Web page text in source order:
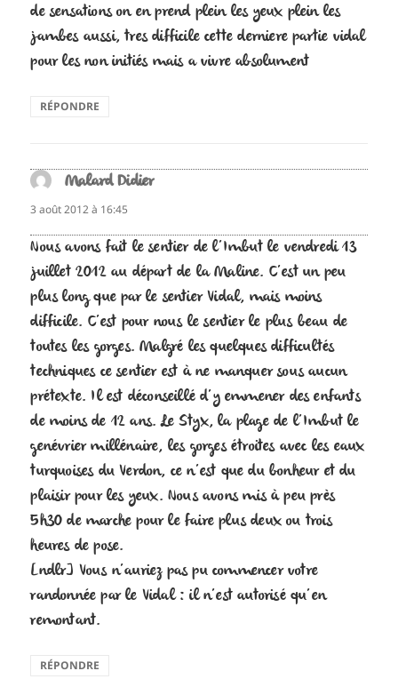
de sensations on en prend plein les yeux plein les
jambes aussi, tres difficile cette derniere partie vidal
pour les non initiés mais a vivre absolument
RÉPONDRE
Malard Didierdit :
3 août 2012 à 16:45
Nous avons fait le sentier de l’Imbut le vendredi 13
juillet 2012 au départ de la Maline. C’est un peu
plus long que par le sentier Vidal, mais moins
difficile. C’est pour nous le sentier le plus beau de
toutes les gorges. Malgré les quelques difficultés
techniques ce sentier est à ne manquer sous aucun
prétexte. Il est déconseillé d’y emmener des enfants
de moins de 12 ans. Le Styx, la plage de l’Imbut le
genévrier millénaire, les gorges étroites avec les eaux
turquoises du Verdon, ce n’est que du bonheur et du
plaisir pour les yeux. Nous avons mis à peu près
5h30 de marche pour le faire plus deux ou trois
heures de pose.
[ndlr] Vous n’auriez pas pu commencer votre
randonnée par le Vidal : il n’est autorisé qu’en
remontant.
RÉPONDRE